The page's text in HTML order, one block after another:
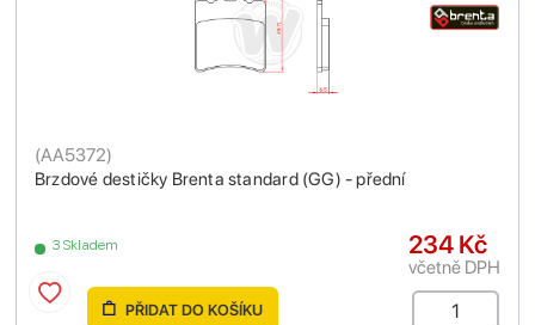
Brzdové destičky Brenta standard (GG) - přední
(AA5372)
3 Skladem 234 Kč
včetně DPH
PŘIDAT DO KOŠÍKU